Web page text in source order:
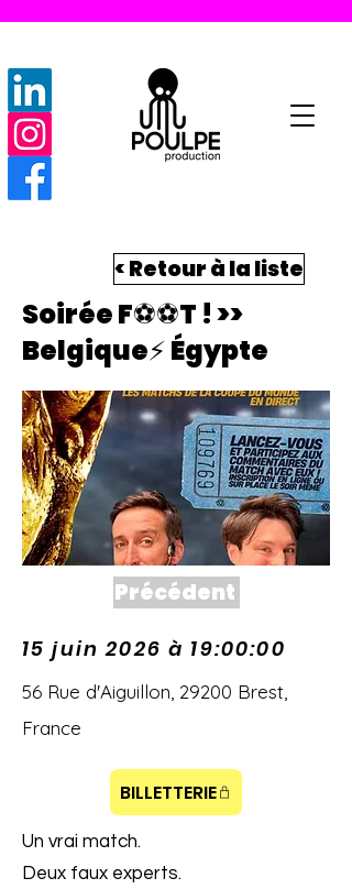
< Retour à la liste
Soirée F⚽️⚽️T ! >>
Belgique⚡️ Égypte
Précédent
15 juin 2026 à 19:00:00
56 Rue d'Aiguillon, 29200 Brest,
France
BILLETTERIE
Un vrai match.
Deux faux experts.